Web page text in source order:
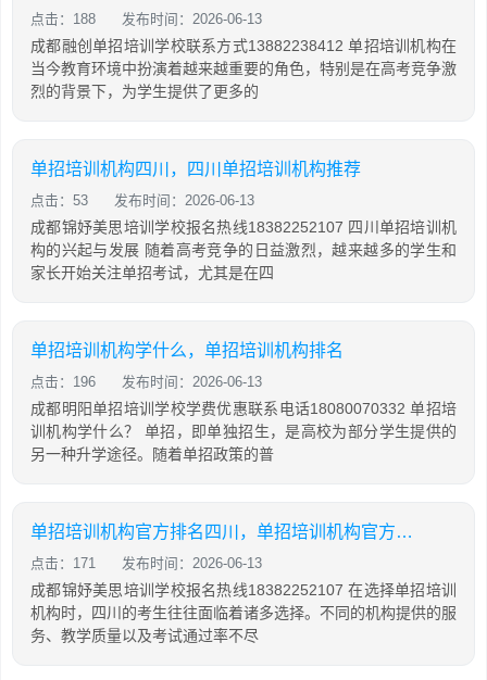
点击：188 发布时间：2026-06-13
成都融创单招培训学校联系方式13882238412 单招培训机构在
当今教育环境中扮演着越来越重要的角色，特别是在高考竞争激
烈的背景下，为学生提供了更多的
单招培训机构四川，四川单招培训机构推荐
点击：53 发布时间：2026-06-13
成都锦妤美思培训学校报名热线18382252107 四川单招培训机
构的兴起与发展 随着高考竞争的日益激烈，越来越多的学生和
家长开始关注单招考试，尤其是在四
单招培训机构学什么，单招培训机构排名
点击：196 发布时间：2026-06-13
成都明阳单招培训学校学费优惠联系电话18080070332 单招培
训机构学什么？ 单招，即单独招生，是高校为部分学生提供的
另一种升学途径。随着单招政策的普
单招培训机构官方排名四川，单招培训机构官方排名四川有哪些
点击：171 发布时间：2026-06-13
成都锦妤美思培训学校报名热线18382252107 在选择单招培训
机构时，四川的考生往往面临着诸多选择。不同的机构提供的服
务、教学质量以及考试通过率不尽